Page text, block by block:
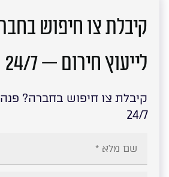
קיבלת צו חיפוש
לייעוץ חירום — 24/7
קיבלת צו חיפוש בחברה? פנה
24/7